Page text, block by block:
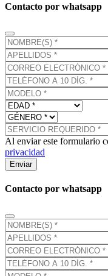
Contacto por whatsapp
Al enviar este formulario
privacidad
Enviar
Contacto por whatsapp